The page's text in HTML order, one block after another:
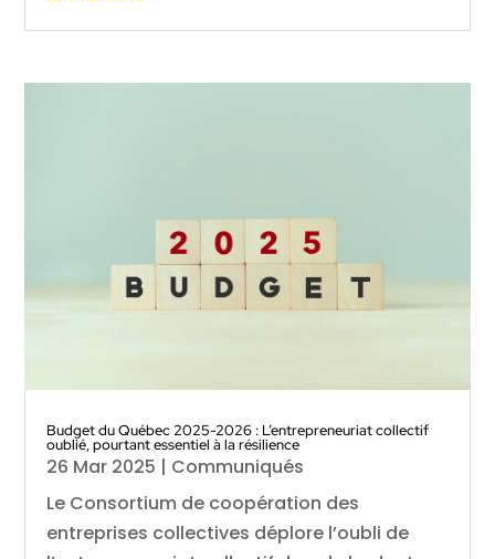
Budget du Québec 2025-2026 : L’entrepreneuriat collectif
oublié, pourtant essentiel à la résilience
26 Mar 2025 | Communiqués
Le Consortium de coopération des
entreprises collectives déplore l’oubli de